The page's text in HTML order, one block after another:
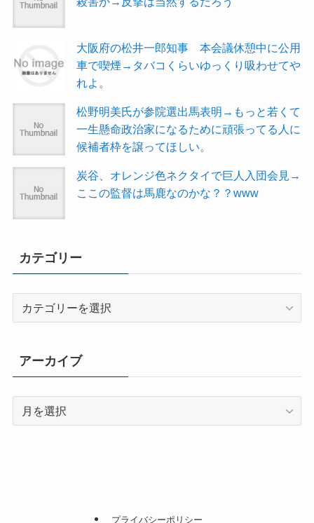
大阪府の松井一郎知事 本会議休憩中に公用
車で喫煙→タバコくらいゆっくり吸わせてや
れよ。
松野明美氏が参院選出馬表明→もっと若くて
一生懸命政治家になるために頑張ってる人に
候補者枠を譲ってほしい。
炭谷、オレンジ色ネクタイで巨人入団会見→
ここの監督は馬鹿なのかな？？www
カテゴリー
リ
ー
アーカイブ
プライバシーポリシー